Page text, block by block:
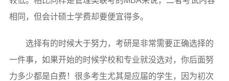
相同，但会计硕士学费却要便宜得多。
选择有的时候大于努力，考研是非常需要正确选择的
一件事，如果开始的时候学校和专业就没选对，你后面努
力多少都是白费！很多考生尤其是应届的学生，因为初次